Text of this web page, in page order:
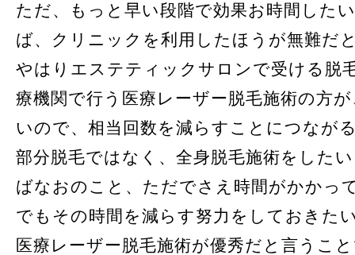
ただ、もっと早い段階で効果お時間した
ば、クリニックを利用したほうが無難だ
やはりエステティックサロンで受ける脱
療機関で行う医療レーザー脱毛施術の方
いので、相当回数を減らすことにつなが
部分脱毛ではなく、全身脱毛施術をした
ばなおのこと、ただでさえ時間がかかっ
でもその時間を減らす努力をしておきた
医療レーザー脱毛施術が優秀だと言うこ